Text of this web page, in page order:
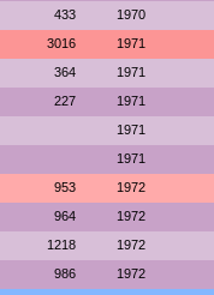
433 1970
3016 1971
364 1971
227 1971
1971
1971
953 1972
964 1972
1218 1972
986 1972